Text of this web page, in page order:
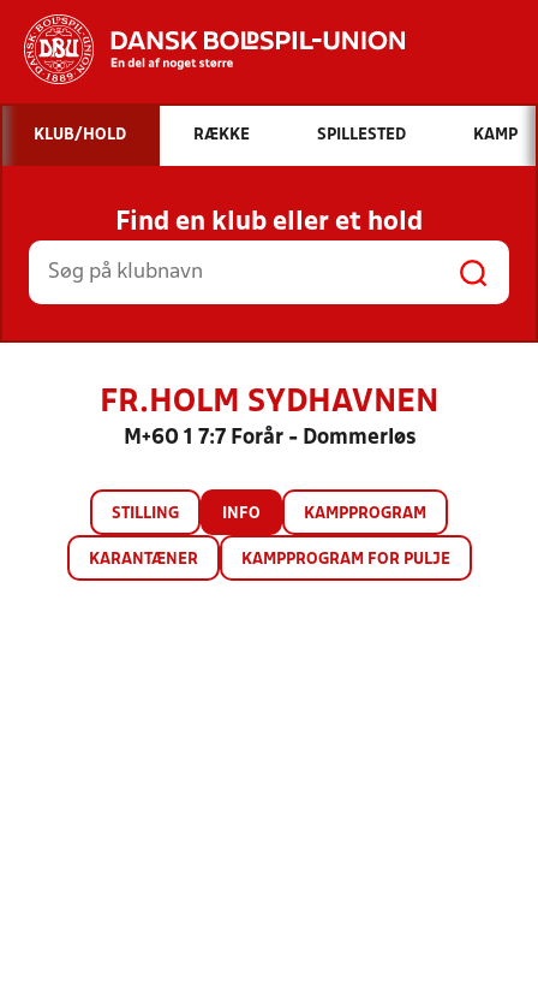
Hvad vil du søge efter?
INDHOLD OG NYHEDER
STILLINGER, RESULTATER, KLUBBER OG
HOLD
KLUB/HOLD RÆKKE SPILLESTED KAMP
Find en klub eller et hold
FR.HOLM SYDHAVNEN
M+60 1 7:7 Forår - Dommerløs
STILLING INFO KAMPPROGRAM
KARANTÆNER KAMPPROGRAM FOR PULJE